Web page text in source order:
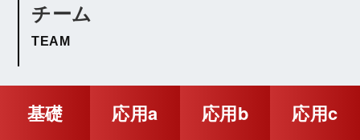
基礎 応用a 応用b 応用c
チーム
TEAM
国内随一の知恵
最新の学習デザイン